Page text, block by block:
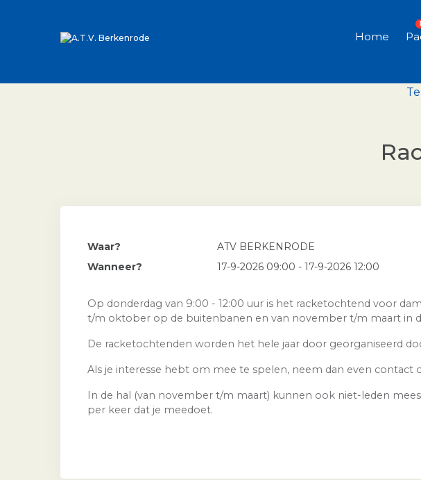
Home
Waar?
ATV BERKENRODE
Wanneer?
17-9-2026 09:00 - 17-9-2026 12:00
Op donderdag van 9:00 - 12:00 uur is het racketochtend voor
t/m oktober op de buitenbanen en van november t/m maart in
De racketochtenden worden het hele jaar door georganiseerd
Als je interesse hebt om mee te spelen, neem dan even contact
In de hal (van november t/m maart) kunnen ook niet-leden
per keer dat je meedoet.